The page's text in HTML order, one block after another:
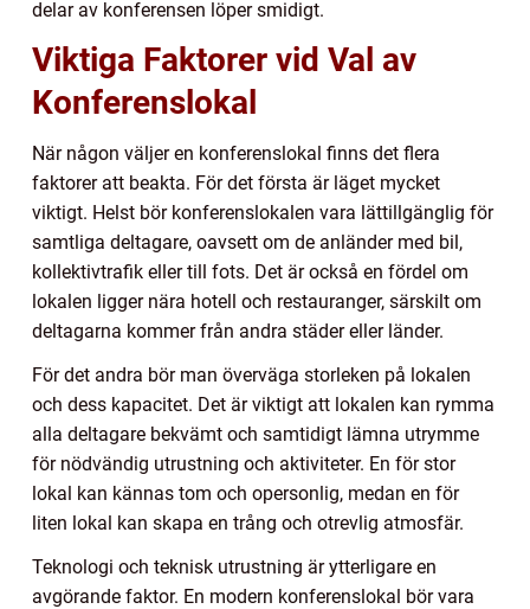
delar av konferensen löper smidigt.
Viktiga Faktorer vid Val av
Konferenslokal
När någon väljer en konferenslokal finns det flera
faktorer att beakta. För det första är läget mycket
viktigt. Helst bör konferenslokalen vara lättillgänglig för
samtliga deltagare, oavsett om de anländer med bil,
kollektivtrafik eller till fots. Det är också en fördel om
lokalen ligger nära hotell och restauranger, särskilt om
deltagarna kommer från andra städer eller länder.
För det andra bör man överväga storleken på lokalen
och dess kapacitet. Det är viktigt att lokalen kan rymma
alla deltagare bekvämt och samtidigt lämna utrymme
för nödvändig utrustning och aktiviteter. En för stor
lokal kan kännas tom och opersonlig, medan en för
liten lokal kan skapa en trång och otrevlig atmosfär.
Teknologi och teknisk utrustning är ytterligare en
avgörande faktor. En modern konferenslokal bör vara